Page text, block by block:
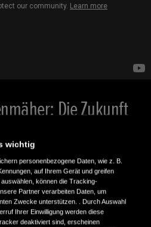
Die Zukunft
Benutzeroberfläche mit Select
bietet der HRX
Komfort auf Knopfdruck.
wichtig
personenbezogene Daten, wie z. B.
auf Ihrem Gerät und greifen
können die Tracking-
Partner verarbeiten Daten, um
Zwecke unterstützen. . Durch Auswahl
Ihrer Einwilligung werden diese
deaktiviert sind, erscheinen